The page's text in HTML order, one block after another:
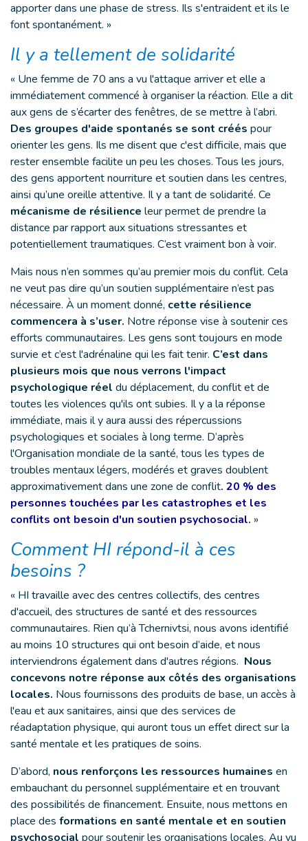
apporter dans une phase de stress. Ils s'entraident et ils le
font spontanément. »
Il y a tellement de solidarité
« Une femme de 70 ans a vu l'attaque arriver et elle a
immédiatement commencé à organiser la réaction. Elle a dit
aux gens de s’écarter des fenêtres, de se mettre à l’abri.
Des groupes d'aide spontanés se sont créés pour
orienter les gens. Ils me disent que c'est difficile, mais que
rester ensemble facilite un peu les choses. Tous les jours,
des gens apportent nourriture et soutien dans les centres,
ainsi qu’une oreille attentive. Il y a tant de solidarité. Ce
mécanisme de résilience leur permet de prendre la
distance par rapport aux situations stressantes et
potentiellement traumatiques. C’est vraiment bon à voir.
Mais nous n’en sommes qu’au premier mois du conflit. Cela
ne veut pas dire qu’un soutien supplémentaire n’est pas
nécessaire. À un moment donné, cette résilience
commencera à s’user. Notre réponse vise à soutenir ces
efforts communautaires. Les gens sont toujours en mode
survie et c’est l'adrénaline qui les fait tenir. C’est dans
plusieurs mois que nous verrons l'impact
psychologique réel du déplacement, du conflit et de
toutes les violences qu'ils ont subies. Il y a la réponse
immédiate, mais il y aura aussi des répercussions
psychologiques et sociales à long terme. D’après
l'Organisation mondiale de la santé, tous les types de
troubles mentaux légers, modérés et graves doublent
approximativement dans une zone de conflit. 20 % des
personnes touchées par les catastrophes et les
conflits ont besoin d'un soutien psychosocial. »
Comment HI répond-il à ces
besoins ?
« HI travaille avec des centres collectifs, des centres
d'accueil, des structures de santé et des ressources
communautaires. Rien qu’à Tchernivtsi, nous avons identifié
au moins 10 structures qui ont besoin d’aide, et nous
interviendrons également dans d'autres régions. Nous
concevons notre réponse aux côtés des organisations
locales. Nous fournissons des produits de base, un accès à
l'eau et aux sanitaires, ainsi que des services de
réadaptation physique, qui auront tous un effet direct sur la
santé mentale et les pratiques de soins.
D’abord, nous renforçons les ressources humaines en
embauchant du personnel supplémentaire et en trouvant
des possibilités de financement. Ensuite, nous mettons en
place des formations en santé mentale et en soutien
psychosocial pour soutenir les organisations locales. Au vu